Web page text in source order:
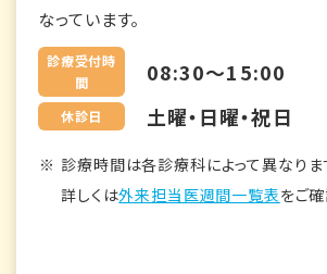
なっています。
診療受付時
間
08:30～15:00
休診日 土曜・日曜・祝日
診療時間は各診療科によって異なりま
詳しくは外来担当医週間一覧表をご確